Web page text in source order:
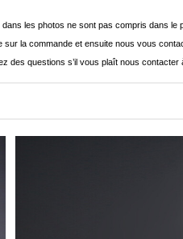
les photos ne sont pas compris dans le
la commande et ensuite nous vous
des questions s’il vous plaît nous contacter